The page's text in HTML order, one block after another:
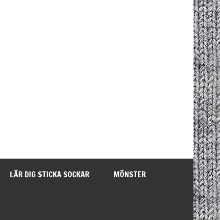
LÄR DIG STICKA SOCKAR MÖNSTER